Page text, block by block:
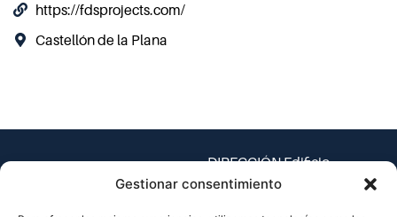
Gestionar consentimiento
https://fdsprojects.com/
Castellón de la Plana
DIRECCIÓN Edificio
Espaitec 1, Universitat